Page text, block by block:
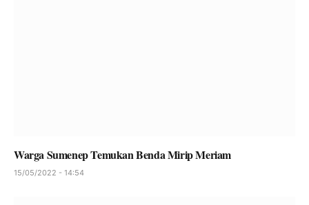
Warga Sumenep Temukan Benda Mirip Meriam
15/05/2022 - 14:54